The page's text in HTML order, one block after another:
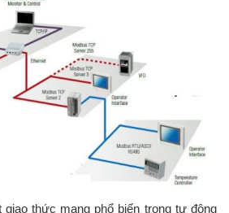
giao thức mạng phổ biến trong tự động